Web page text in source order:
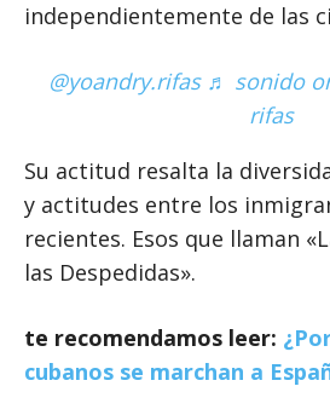
independientemente de las
@yoandry.rifas ♬ sonido
rifas
Su actitud resalta la
y actitudes entre los
recientes. Esos que llaman
las Despedidas».
te recomendamos leer:
cubanos se marchan a